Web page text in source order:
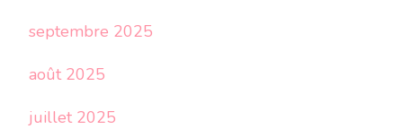
septembre 2025
août 2025
juillet 2025